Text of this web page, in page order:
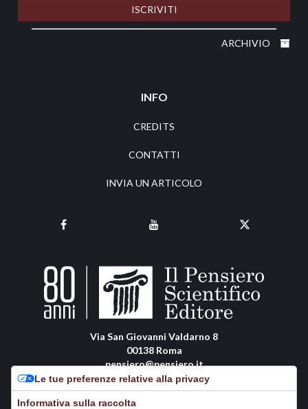
ISCRIVITI
ARCHIVIO
INFO
CREDITS
CONTATTI
INVIA UN ARTICOLO
Via San Giovanni Valdarno 8
00138 Roma
pensiero@pensiero.it
amministrazione@pec.pensiero.com
Le tue preferenze relative alla privacy
Informativa sulla raccolta